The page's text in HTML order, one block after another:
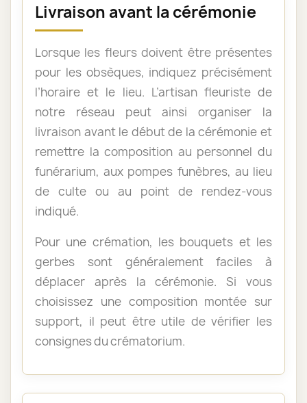
Livraison avant la cérémonie
Lorsque les fleurs doivent être présentes
pour les obsèques, indiquez précisément
l’horaire et le lieu. L’artisan fleuriste de
notre réseau peut ainsi organiser la
livraison avant le début de la cérémonie et
remettre la composition au personnel du
funérarium, aux pompes funèbres, au lieu
de culte ou au point de rendez-vous
indiqué.
Pour une crémation, les bouquets et les
gerbes sont généralement faciles à
déplacer après la cérémonie. Si vous
choisissez une composition montée sur
support, il peut être utile de vérifier les
consignes du crématorium.